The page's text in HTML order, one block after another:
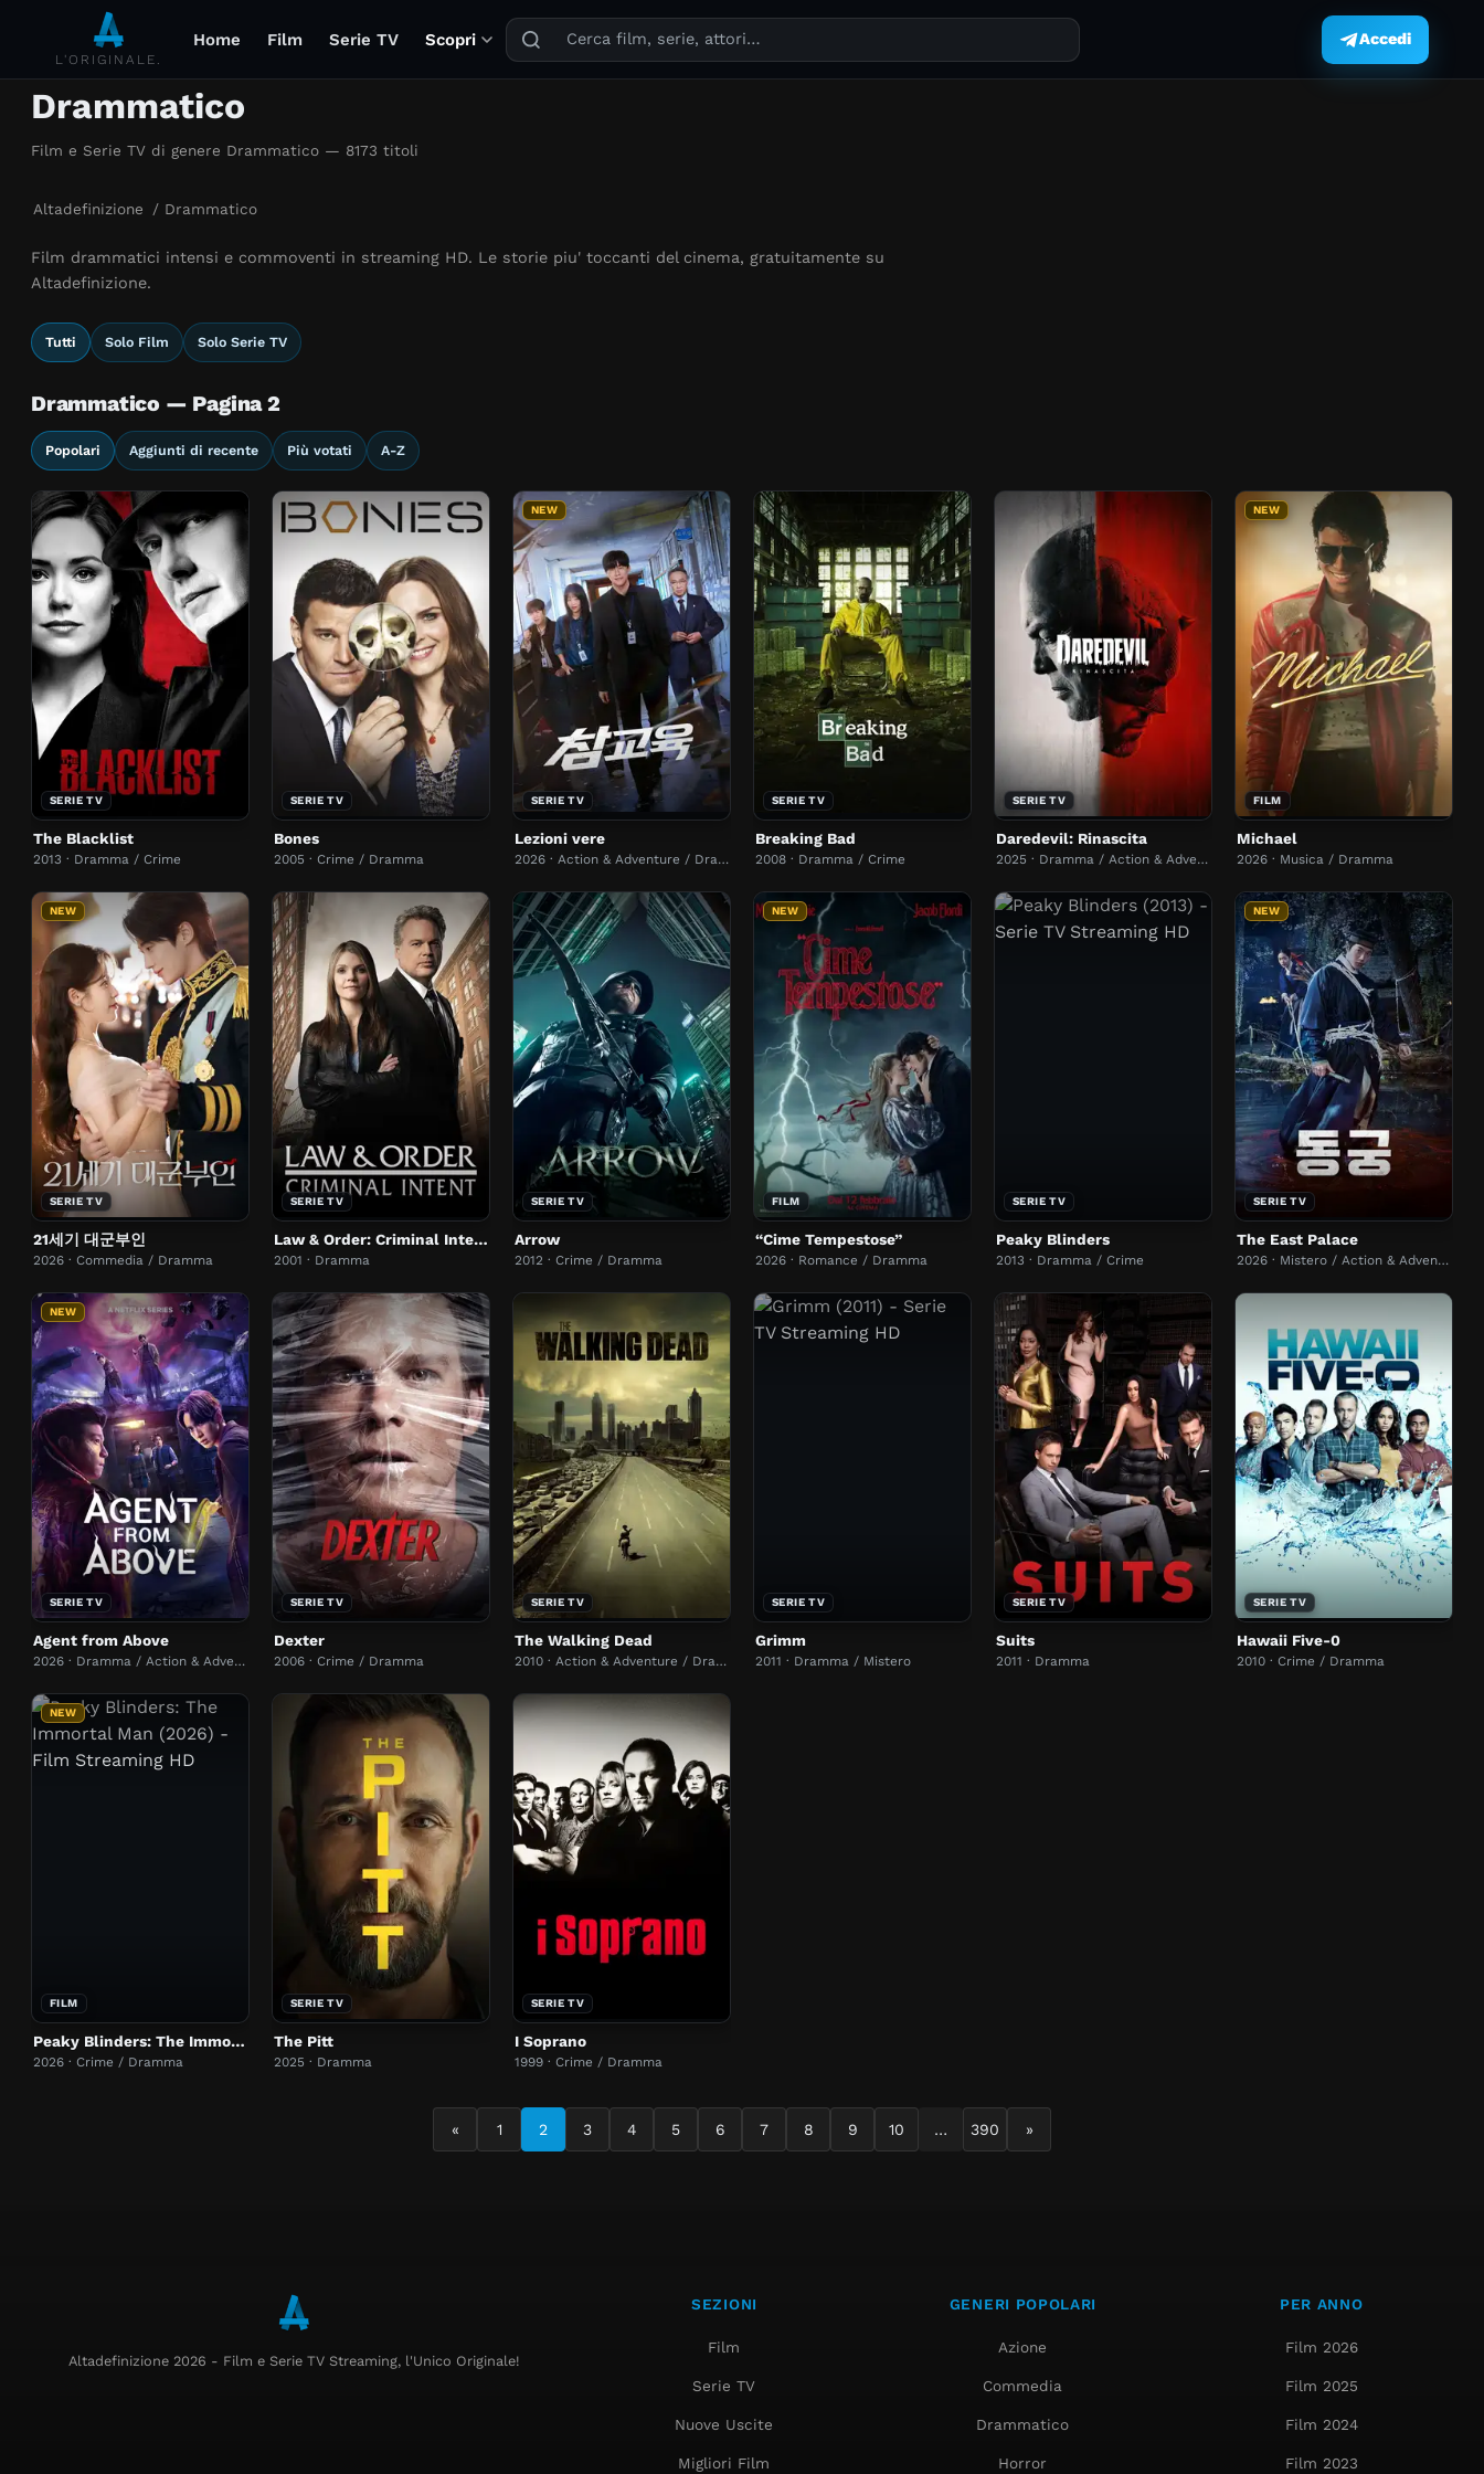
L'ORIGINALE.
Home Film Serie TV Scopri
Puoi cercare film, serie TV, attori, registi, generi e temi.
Accedi
Drammatico
Film e Serie TV di genere Drammatico — 8173 titoli
Altadefinizione / Drammatico
Film drammatici intensi e commoventi in streaming HD. Le storie piu' toccanti del cinema, gratuitamente su
Altadefinizione.
Tutti Solo Film Solo Serie TV
Drammatico — Pagina 2
Popolari Aggiunti di recente Più votati A-Z
SERIE TV
The Blacklist
2013 · Dramma / Crime
SERIE TV
Bones
2005 · Crime / Dramma
NEW
SERIE TV
Lezioni vere
2026 · Action & Adventure / Dramma
SERIE TV
Breaking Bad
2008 · Dramma / Crime
SERIE TV
Daredevil: Rinascita
2025 · Dramma / Action & Adventure
NEW
FILM
Michael
2026 · Musica / Dramma
NEW
SERIE TV
21세기 대군부인
2026 · Commedia / Dramma
SERIE TV
Law & Order: Criminal Intent
2001 · Dramma
SERIE TV
Arrow
2012 · Crime / Dramma
NEW
FILM
“Cime Tempestose”
2026 · Romance / Dramma
SERIE TV
Peaky Blinders
2013 · Dramma / Crime
NEW
SERIE TV
The East Palace
2026 · Mistero / Action & Adventure
NEW
SERIE TV
Agent from Above
2026 · Dramma / Action & Adventure
SERIE TV
Dexter
2006 · Crime / Dramma
SERIE TV
The Walking Dead
2010 · Action & Adventure / Dramma
SERIE TV
Grimm
2011 · Dramma / Mistero
SERIE TV
Suits
2011 · Dramma
SERIE TV
Hawaii Five-0
2010 · Crime / Dramma
NEW
FILM
Peaky Blinders: The Immortal Man
2026 · Crime / Dramma
SERIE TV
The Pitt
2025 · Dramma
SERIE TV
I Soprano
1999 · Crime / Dramma
« 1 2 3 4 5 6 7 8 9 10 … 390 »
Altadefinizione 2026 - Film e Serie TV Streaming, l'Unico Originale!
SEZIONI
Film
Serie TV
Nuove Uscite
Migliori Film
GENERI POPOLARI
Azione
Commedia
Drammatico
Horror
PER ANNO
Film 2026
Film 2025
Film 2024
Film 2023